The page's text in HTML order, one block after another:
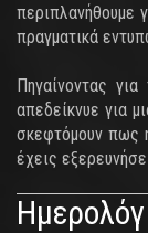
περιπλανήθουμε
πραγματικά
Πηγαίνοντας
απεδείκνυε για
σκεφτόμουν πως
έχεις